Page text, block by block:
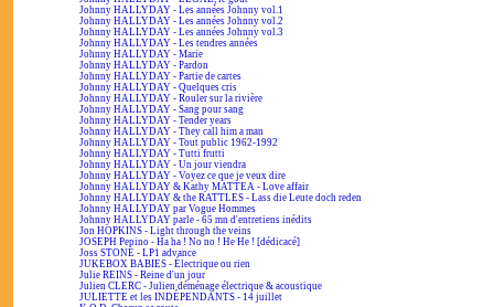
Johnny HALLYDAY - Les années Johnny vol.1
Johnny HALLYDAY - Les années Johnny vol.2
Johnny HALLYDAY - Les années Johnny vol.3
Johnny HALLYDAY - Les tendres années
Johnny HALLYDAY - Marie
Johnny HALLYDAY - Pardon
Johnny HALLYDAY - Partie de cartes
Johnny HALLYDAY - Quelques cris
Johnny HALLYDAY - Rouler sur la rivière
Johnny HALLYDAY - Sang pour sang
Johnny HALLYDAY - Tender years
Johnny HALLYDAY - They call him a man
Johnny HALLYDAY - Tout public 1962-1992
Johnny HALLYDAY - Tutti frutti
Johnny HALLYDAY - Un jour viendra
Johnny HALLYDAY - Voyez ce que je veux dire
Johnny HALLYDAY & Kathy MATTEA - Love affair
Johnny HALLYDAY & the RATTLES - Lass die Leute doch reden
Johnny HALLYDAY par Vogue Hommes
Johnny HALLYDAY parle - 65 mn d'entretiens inédits
Jon HOPKINS - Light through the veins
JOSEPH Pepino - Ha ha ! No no ! He He ! [dédicacé]
Joss STONE - LP1 advance
JUKEBOX BABIES - Électrique ou rien
Julie REINS - Reine d'un jour
Julien CLERC - Julien déménage électrique & acoustique
JULIETTE et les INDÉPENDANTS - 14 juillet